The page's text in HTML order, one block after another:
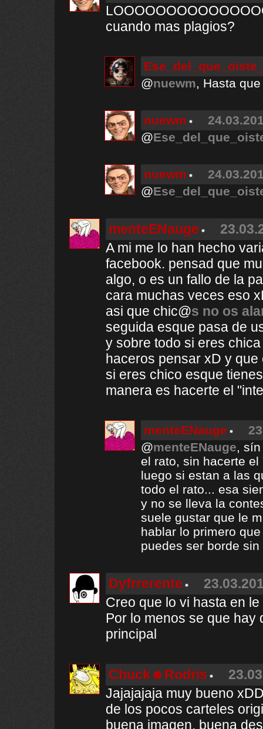
cuando mas plagios?
@nuewm, Hasta
nuewm
@
nuewm
@
menteENauge
A mi me lo han hecho
facebook. pensad que
algo, o es un fallo de la
cara muchas veces eso
asi que chic@s no os
seguida esque pasa de
y sobre todo si eres
haceros pensar xD y
si eres chico esque
manera es hacerte el
menteENauge
@menteENauge,
el rato, sin hacerte
luego si estan a las
todo el rato... esa
y no se lleva la
suele gustar que le
hablar lo primero
puedes ser borde
Dyfrrerente
Creo que lo vi hasta en
Por lo menos se que hay
principal
Chuck☻Rodris
Jajajajaja muy bueno
de los pocos carteles
buena imagen, buena